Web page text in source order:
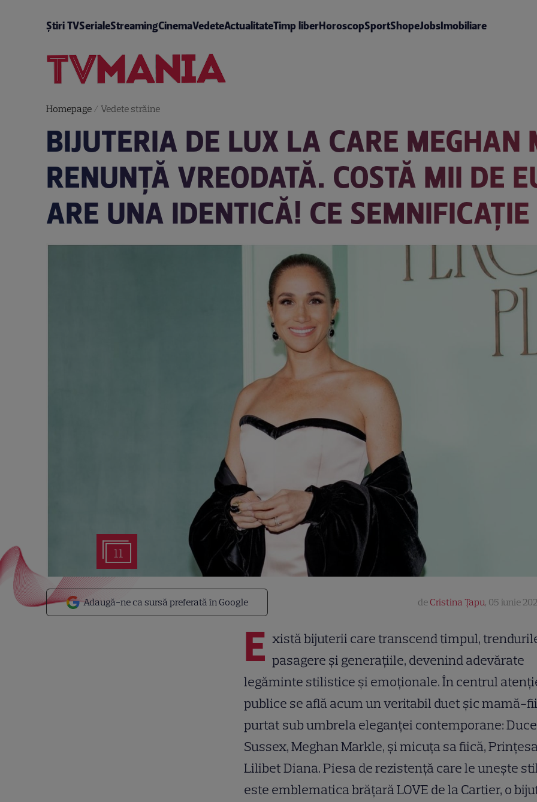
Știri TVSerialeStreamingCinemaVedeteActualitateTimp liberHoroscopSportShopeJobsImobiliare
Homepage/ Vedete străine
BIJUTERIA DE LUX LA CARE MEGHAN
RENUNȚĂ VREODATĂ. COSTĂ MII DE
ARE UNA IDENTICĂ! CE
11
Adaugă-ne ca sursă preferată în Google de Cristina Țapu, 05 iunie
E xistă bijuterii care transcend timpul,
pasagere și generațiile, devenind adevărate
legăminte stilistice și emoționale. În centrul
publice se află acum un veritabil duet șic mamă-
purtat sub umbrela eleganței contemporane:
Sussex, Meghan Markle, și micuța sa fiică,
Lilibet Diana. Piesa de rezistență care le unește
este emblematica brățară LOVE de la Cartier, o